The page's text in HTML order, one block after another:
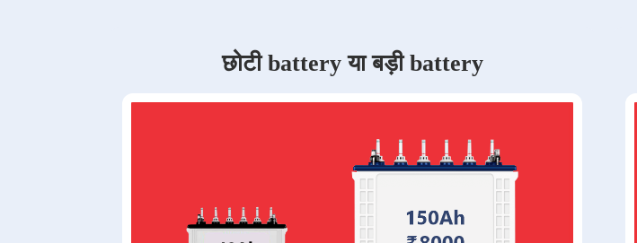
छोटी battery या बड़ी battery